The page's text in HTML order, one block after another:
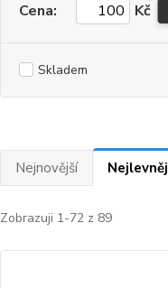
Cena: Kč
Skladem
Nejnovější
Zobrazuji 1-72 z 89